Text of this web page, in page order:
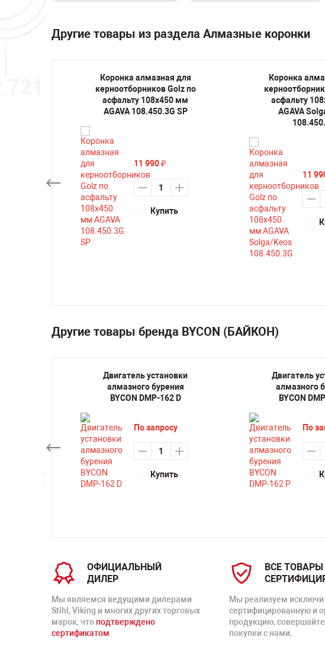
Другие товары из раздела Алмазные коронки
Коронка алмазная для
керноотборников Golz по
асфальту 108х450 мм
AGAVA 108.450.3G SP
11 990 ₽
Купить
Коронка
асфальту
AGAVA
11
Другие товары бренда BYCON (БАЙКОН)
Двигатель установки
алмазного бурения
BYCON DMP-162 D
По запросу
Купить
Двигатель
алмазного
BYCON
По
ОФИЦИАЛЬНЫЙ
ДИЛЕР
Мы являемся ведущими дилерами
Stihl, Viking и многих других торговых
марок, что подтверждено
сертификатом
ВСЕ ТОВАРЫ
Мы реализуем
сертифицированную и
продукцию,
покупки с нами.